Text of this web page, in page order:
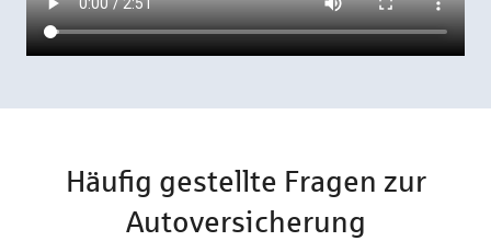
Häufig gestellte Fragen zur
Autoversicherung